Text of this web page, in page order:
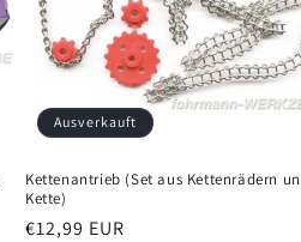
Ausverkauft
Kettenantrieb (Set aus Kettenrädern
Kette)
Normaler
€12,99 EUR